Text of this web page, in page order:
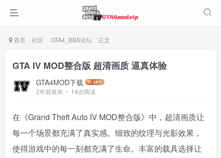
首页 社区 GTA4_BBS论坛 正文
GTA IV MOD整合版 超清画质 逼真体验
GTA4MOD下载
2年前发布 14次阅读
在《Grand Theft Auto IV MOD整合版》中，超清画质让
每一个场景都充满了真实感。细致的纹理与光影效果，
使得游戏中的每一刻都充满了生命。丰富的载具选择让